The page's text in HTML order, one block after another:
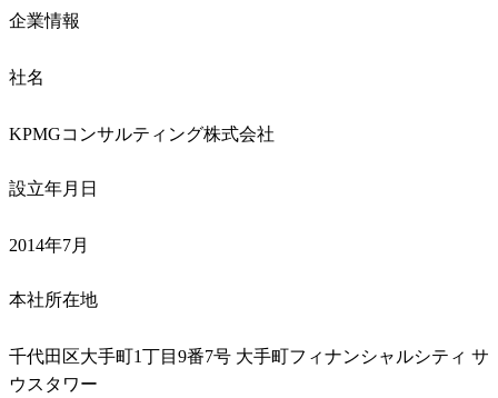
企業情報
社名
KPMGコンサルティング株式会社
設立年月日
2014年7月
本社所在地
千代田区大手町1丁目9番7号 大手町フィナンシャルシティ サ
ウスタワー